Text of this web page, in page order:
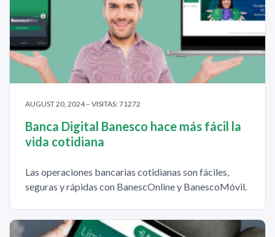
AUGUST 20, 2024 – VISITAS: 71272
Banca Digital Banesco hace más fácil la
vida cotidiana
Las operaciones bancarias cotidianas son fáciles,
seguras y rápidas con BanescOnline y BanescoMóvil.